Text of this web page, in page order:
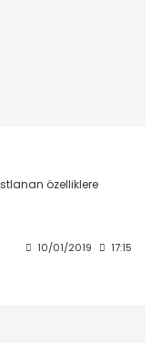
özelliklere
10/01/2019 17:15